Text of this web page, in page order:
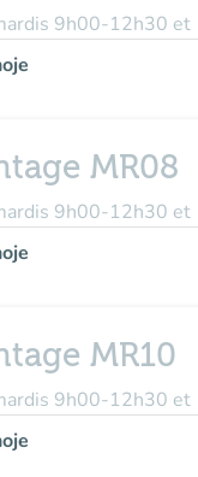
9h00-12h30
MR08
9h00-12h30
MR10
9h00-12h30